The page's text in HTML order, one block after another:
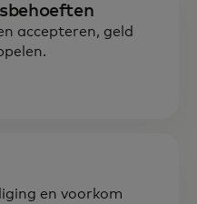
accepteren, geld
en voorkom